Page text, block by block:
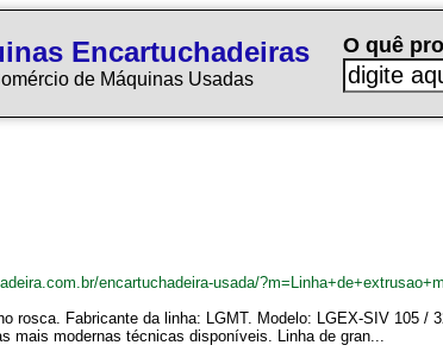
Encartuchadeiras
de Máquinas Usadas
O quê
encartuchadeira-usada/
rosca. Fabricante da linha: LGMT. Modelo: LGEX-SIV 105
mais modernas técnicas disponíveis. Linha de gran...